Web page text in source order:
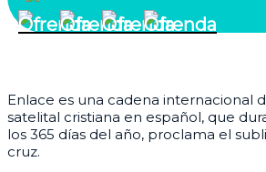
Enlace es una cadena internacional
satelital cristiana en español, que
los 365 días del año, proclama el
cruz.